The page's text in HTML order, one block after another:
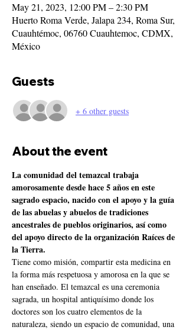
May 21, 2023, 12:00 PM – 2:30 PM
Huerto Roma Verde, Jalapa 234, Roma Sur,
Cuauhtémoc, 06760 Cuauhtemoc, CDMX,
México
Guests
+ 6 other guests
About the event
La comunidad del temazcal trabaja
amorosamente desde hace 5 años en este
sagrado espacio, nacido con el apoyo y la guía
de las abuelas y abuelos de tradiciones
ancestrales de pueblos originarios, así como
del apoyo directo de la organización Raíces de
la Tierra.
Tiene como misión, compartir esta medicina en
la forma más respetuosa y amorosa en la que se
han enseñado. El temazcal es una ceremonia
sagrada, un hospital antiquísimo donde los
doctores son los cuatro elementos de la
naturaleza, siendo un espacio de comunidad, una